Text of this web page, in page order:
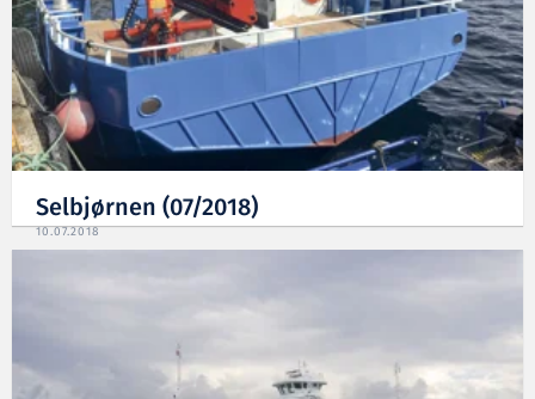
Selbjørnen (07/2018)
10.07.2018